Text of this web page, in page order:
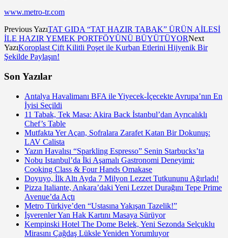
www.metro-tr.com
Previous YazıTAT GIDA “TAT HAZIR TABAK” ÜRÜN AİLESİ
İLE HAZIR YEMEK PORTFÖYÜNÜ BÜYÜTÜYORNext
YazıKoroplast Çift Kilitli Poşet ile Kurban Etlerini Hijyenik Bir
Şekilde Paylaşın!
Son Yazılar
Antalya Havalimanı BFA ile Yiyecek-İçecekte Avrupa’nın En
İyisi Seçildi
11 Tabak, Tek Masa: Akira Back İstanbul’dan Ayrıcalıklı
Chef’s Table
Mutfakta Yer Açan, Sofralara Zarafet Katan Bir Dokunuş:
LAV Calista
Yazın Havalısı “Sparkling Espresso” Senin Starbucks’ta
Nobu Istanbul’da İki Aşamalı Gastronomi Deneyimi:
Cooking Class & Four Hands Omakase
Doyuyo, İlk Altı Ayda 7 Milyon Lezzet Tutkununu Ağırladı!
Pizza Italiante, Ankara’daki Yeni Lezzet Durağını Tepe Prime
Avenue’da Açtı
Metro Türkiye’den “Ustasına Yakışan Tazelik!”
İşverenler Yan Hak Kartını Masaya Sürüyor
Kempinski Hotel The Dome Belek, Yeni Sezonda Selçuklu
Mirasını Çağdaş Lüksle Yeniden Yorumluyor